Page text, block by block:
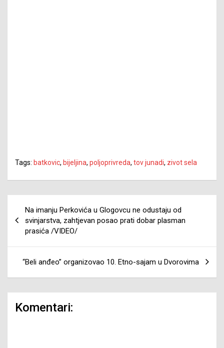
Tags: batkovic, bijeljina, poljoprivreda, tov junadi, zivot sela
članaka
Na imanju Perkovića u Glogovcu ne odustaju od
svinjarstva, zahtjevan posao prati dobar plasman
prasića /VIDEO/
“Beli anđeo” organizovao 10. Etno-sajam u Dvorovima
Komentari: